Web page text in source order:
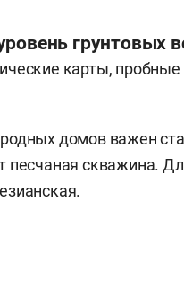
грунтовых
карты,
домов важен
песчаная скважина.